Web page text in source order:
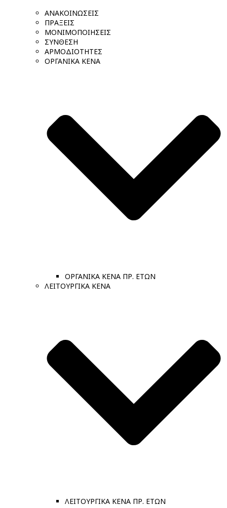
ΑΝΑΚΟΙΝΩΣΕΙΣ
ΠΡΑΞΕΙΣ
ΜΟΝΙΜΟΠΟΙΗΣΕΙΣ
ΣΥΝΘΕΣΗ
ΑΡΜΟΔΙΟΤΗΤΕΣ
ΟΡΓΑΝΙΚΑ ΚΕΝΑ
ΟΡΓΑΝΙΚΑ ΚΕΝΑ ΠΡ. ΕΤΩΝ
ΛΕΙΤΟΥΡΓΙΚΑ ΚΕΝΑ
ΛΕΙΤΟΥΡΓΙΚΑ ΚΕΝΑ ΠΡ. ΕΤΩΝ